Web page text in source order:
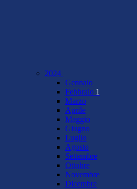
2024
Gennaio
Febbraio 1
Marzo
Aprile
Maggio
Giugno
Luglio
Agosto
Settembre
Ottobre
Novembre
Dicembre